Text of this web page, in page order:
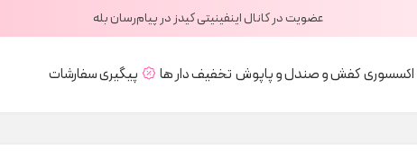
عضویت در کانال اینفینیتی کیدز در پیام‌رسان بله
اکسسوریکفش و صندل و پاپوش تخفیف دار ها پیگیری سفارشات